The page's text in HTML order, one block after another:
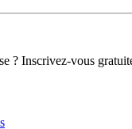
? Inscrivez-vous